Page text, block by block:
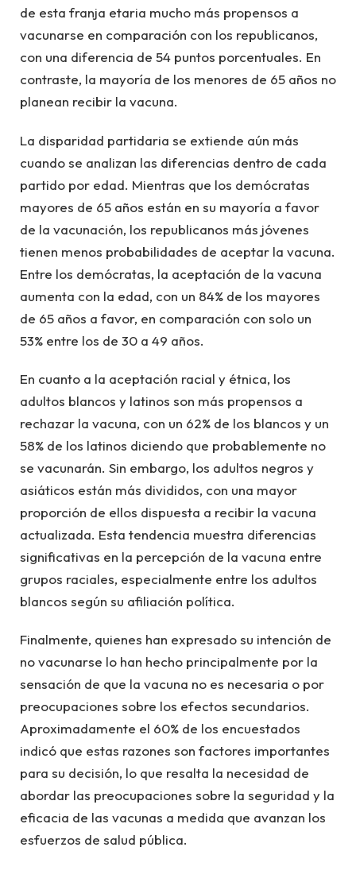
de esta franja etaria mucho más propensos a
vacunarse en comparación con los republicanos,
con una diferencia de 54 puntos porcentuales. En
contraste, la mayoría de los menores de 65 años no
planean recibir la vacuna.
La disparidad partidaria se extiende aún más
cuando se analizan las diferencias dentro de cada
partido por edad. Mientras que los demócratas
mayores de 65 años están en su mayoría a favor
de la vacunación, los republicanos más jóvenes
tienen menos probabilidades de aceptar la vacuna.
Entre los demócratas, la aceptación de la vacuna
aumenta con la edad, con un 84% de los mayores
de 65 años a favor, en comparación con solo un
53% entre los de 30 a 49 años.
En cuanto a la aceptación racial y étnica, los
adultos blancos y latinos son más propensos a
rechazar la vacuna, con un 62% de los blancos y un
58% de los latinos diciendo que probablemente no
se vacunarán. Sin embargo, los adultos negros y
asiáticos están más divididos, con una mayor
proporción de ellos dispuesta a recibir la vacuna
actualizada. Esta tendencia muestra diferencias
significativas en la percepción de la vacuna entre
grupos raciales, especialmente entre los adultos
blancos según su afiliación política.
Finalmente, quienes han expresado su intención de
no vacunarse lo han hecho principalmente por la
sensación de que la vacuna no es necesaria o por
preocupaciones sobre los efectos secundarios.
Aproximadamente el 60% de los encuestados
indicó que estas razones son factores importantes
para su decisión, lo que resalta la necesidad de
abordar las preocupaciones sobre la seguridad y la
eficacia de las vacunas a medida que avanzan los
esfuerzos de salud pública.